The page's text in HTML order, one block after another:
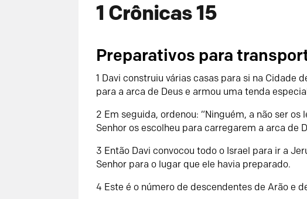
1 Crônicas 15
Preparativos para
1 Davi construiu várias casas para si na Cidade
para a arca de Deus e armou uma tenda
2 Em seguida, ordenou: “Ninguém, a não ser os
Senhor os escolheu para carregarem a arca de
3 Então Davi convocou todo o Israel para ir a
Senhor para o lugar que ele havia preparado.
4 Este é o número de descendentes de Arão e